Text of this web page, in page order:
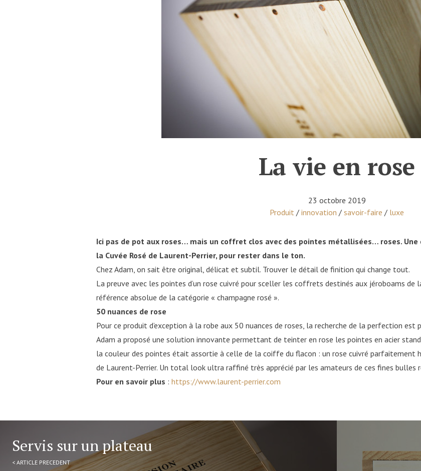
La vie en rose
23 octobre 2019
Posted in
Produit / innovation / savoir-faire / luxe
Ici pas de pot aux roses… mais un coffret clos avec des pointes métallisées… roses.
la Cuvée Rosé de Laurent-Perrier, pour rester dans le ton.
Chez Adam, on sait être original, délicat et subtil. Trouver le détail de finition qui change tout.
La preuve avec les pointes d’un rose cuivré pour sceller les coffrets destinés aux jéroboams de
référence absolue de la catégorie « champagne rosé ».
50 nuances de rose
Pour ce produit d’exception à la robe aux 50 nuances de roses, la recherche de la perfection
Adam a proposé une solution innovante permettant de teinter en rose les pointes en acier
la couleur des pointes était assortie à celle de la coiffe du flacon : un rose cuivré parfaitement
de Laurent-Perrier. Un total look ultra raffiné très apprécié par les amateurs de ces fines bulles
Pour en savoir plus : https://www.laurent-perrier.com
Servis sur un plateau
< ARTICLE PRECEDENT